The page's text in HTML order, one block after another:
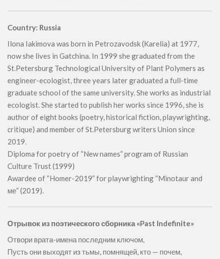
Country: Russia
Ilona Iakimova was born in Petrozavodsk (Karelia) at 1977,
now she lives in Gatchina. In 1999 she graduated from the
St.Petersburg Technological University of Plant Polymers as
engineer-ecologist, three years later graduated a full-time
graduate school of the same university. She works as industrial
ecologist. She started to publish her works since 1996, she is
author of eight books (poetry, historical fiction, playwrighting,
critique) and member of St.Petersburg writers Union since
2019.
Diploma for poetry of “New names” program of Russian
Culture Trust (1999)
Awardee of “Homer-2019” for playwrighting “Minotaur and
ме” (2019).
Отрывок из поэтического сборника «Past Indefinite»
Отвори врата-имена последним ключом,
Пусть они выходят из тьмы, помнящей, кто — почем,